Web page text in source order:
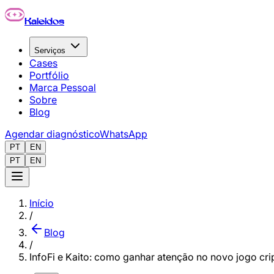
Pular para o conteúdo principal
Kaleidos
Serviços
Cases
Portfólio
Marca Pessoal
Sobre
Blog
Agendar diagnósticoWhatsApp
PT
EN
PT
EN
Início
/
Blog
/
InfoFi e Kaito: como ganhar atenção no novo jogo